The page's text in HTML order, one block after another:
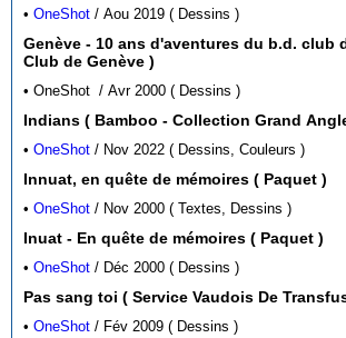
•OneShot / Aou 2019 ( Dessins )
Genève - 10 ans d'aventures du b.d. club
Club de Genève )
• OneShot / Avr 2000 ( Dessins )
Indians ( Bamboo - Collection Grand
•OneShot / Nov 2022 ( Dessins, Couleurs )
Innuat, en quête de mémoires ( Paquet )
•OneShot / Nov 2000 ( Textes, Dessins )
Inuat - En quête de mémoires ( Paquet )
•OneShot / Déc 2000 ( Dessins )
Pas sang toi ( Service Vaudois De
•OneShot / Fév 2009 ( Dessins )